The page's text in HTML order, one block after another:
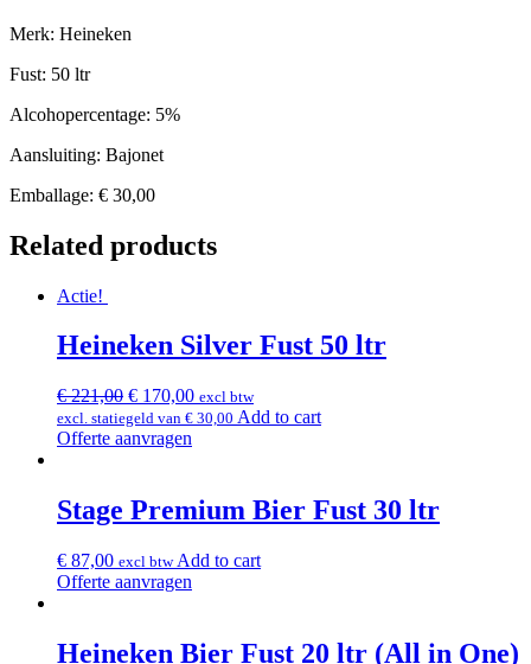
Merk: Heineken
Fust: 50 ltr
Alcohopercentage: 5%
Aansluiting: Bajonet
Emballage: € 30,00
Related products
Actie!
Heineken Silver Fust 50 ltr
€221,00 € 170,00 excl btw
excl. statiegeld van € 30,00 Add to cart
Offerte aanvragen
Stage Premium Bier Fust 30 ltr
€ 87,00 excl btw Add to cart
Offerte aanvragen
Heineken Bier Fust 20 ltr (All in One)